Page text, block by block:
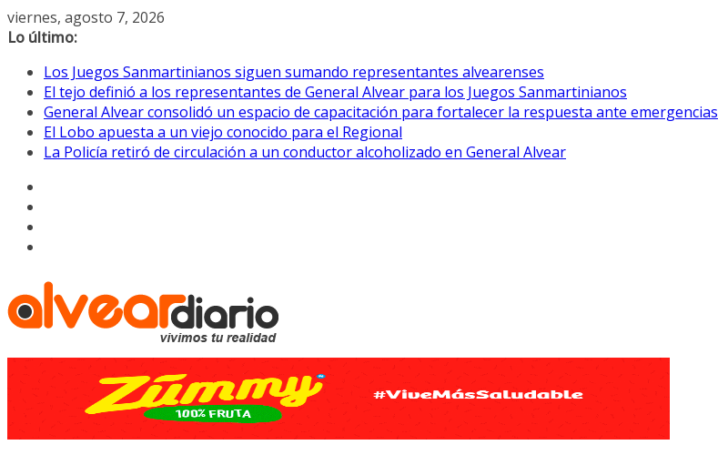
Saltar
al
viernes, agosto 7, 2026
Lo último:
Los Juegos Sanmartinianos siguen sumando representantes alvearenses
El tejo definió a los representantes de General Alvear para los Juegos Sanmartinianos
General Alvear consolidó un espacio de capacitación para fortalecer la respuesta ante emergencias
El Lobo apuesta a un viejo conocido para el Regional
La Policía retiró de circulación a un conductor alcoholizado en General Alvear